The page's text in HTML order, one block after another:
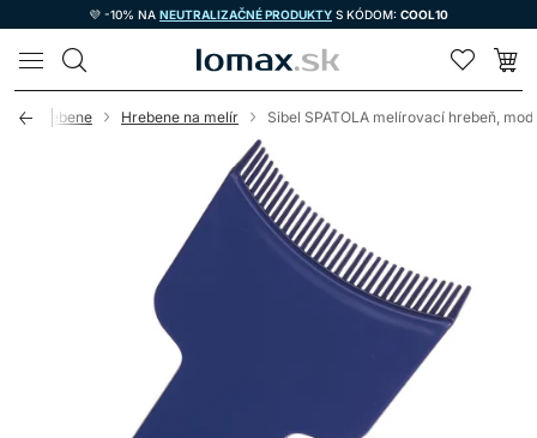
💜 -10% NA NEUTRALIZAČNÉ PRODUKTY S KÓDOM: COOL10
LOMAX
Hrebene Hrebene na melír Sibel SPATOLA melírovací hrebeň,